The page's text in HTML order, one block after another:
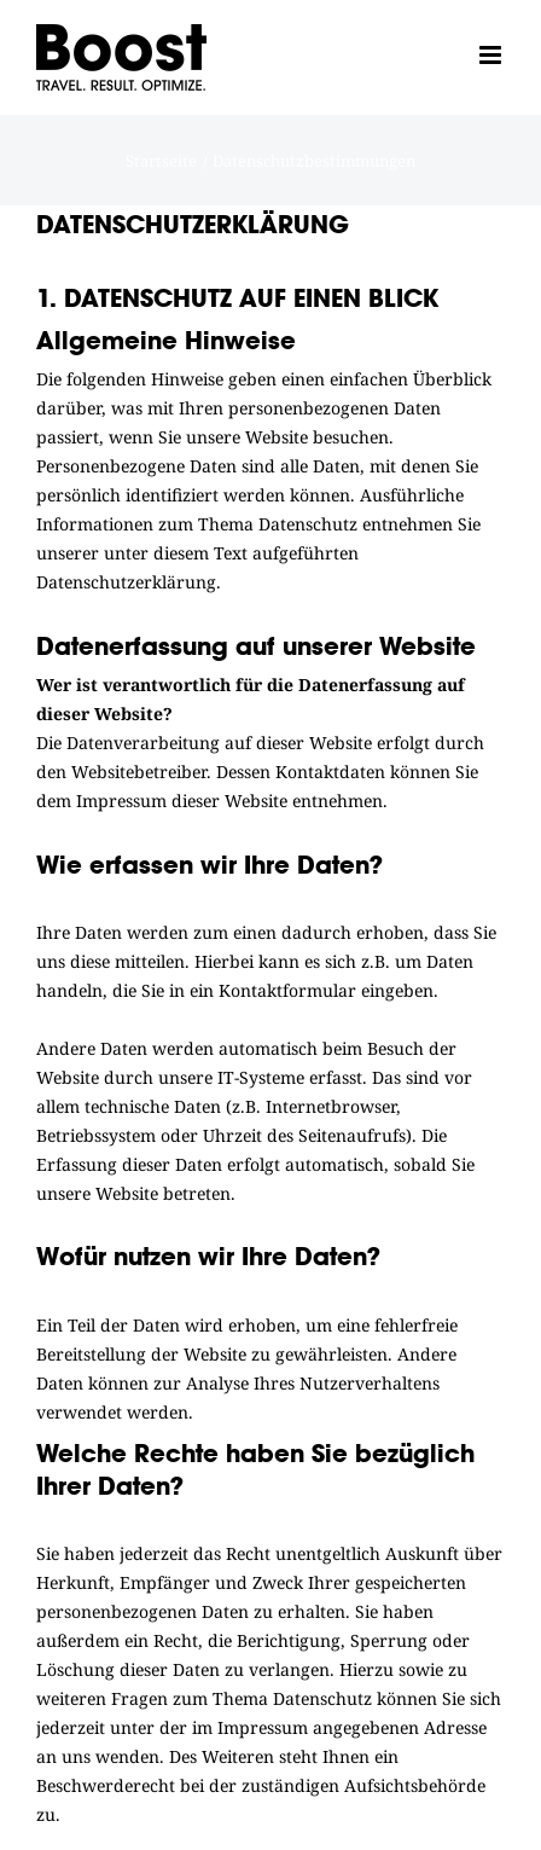
springen
DATENSCHUTZERKLÄRUNG
1. DATENSCHUTZ AUF EINEN BLICK
Allgemeine Hinweise
Die folgenden Hinweise geben einen einfachen Überblick
darüber, was mit Ihren personenbezogenen Daten
passiert, wenn Sie unsere Website besuchen.
Personenbezogene Daten sind alle Daten, mit denen Sie
persönlich identifiziert werden können. Ausführliche
Informationen zum Thema Datenschutz entnehmen Sie
unserer unter diesem Text aufgeführten
Datenschutzerklärung.
Datenerfassung auf unserer Website
Wer ist verantwortlich für die Datenerfassung auf
dieser Website?
Die Datenverarbeitung auf dieser Website erfolgt durch
den Websitebetreiber. Dessen Kontaktdaten können Sie
dem Impressum dieser Website entnehmen.
Wie erfassen wir Ihre Daten?
Ihre Daten werden zum einen dadurch erhoben, dass Sie
uns diese mitteilen. Hierbei kann es sich z.B. um Daten
handeln, die Sie in ein Kontaktformular eingeben.
Andere Daten werden automatisch beim Besuch der
Website durch unsere IT-Systeme erfasst. Das sind vor
allem technische Daten (z.B. Internetbrowser,
Betriebssystem oder Uhrzeit des Seitenaufrufs). Die
Erfassung dieser Daten erfolgt automatisch, sobald Sie
unsere Website betreten.
Wofür nutzen wir Ihre Daten?
Ein Teil der Daten wird erhoben, um eine fehlerfreie
Bereitstellung der Website zu gewährleisten. Andere
Daten können zur Analyse Ihres Nutzerverhaltens
verwendet werden.
Welche Rechte haben Sie bezüglich
Ihrer Daten?
Sie haben jederzeit das Recht unentgeltlich Auskunft über
Herkunft, Empfänger und Zweck Ihrer gespeicherten
personenbezogenen Daten zu erhalten. Sie haben
außerdem ein Recht, die Berichtigung, Sperrung oder
Löschung dieser Daten zu verlangen. Hierzu sowie zu
weiteren Fragen zum Thema Datenschutz können Sie sich
jederzeit unter der im Impressum angegebenen Adresse
an uns wenden. Des Weiteren steht Ihnen ein
Beschwerderecht bei der zuständigen Aufsichtsbehörde
zu.